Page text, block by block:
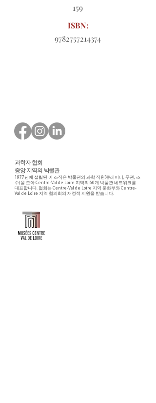
159
ISBN:
9782757214374
과학자 협회
중앙 지역의 박물관
1977년에 설립된 이 조직은 박물관의 과학 직원(큐레이터, 무관, 조
수)을 모아 Centre-Val de Loire 지역의 60개 박물관 네트워크를
대표합니다. 협회는 Centre-Val de Loire 지역 문화부와 Centre-
Val de Loire 지역 협의회의 재정적 지원을 받습니다.